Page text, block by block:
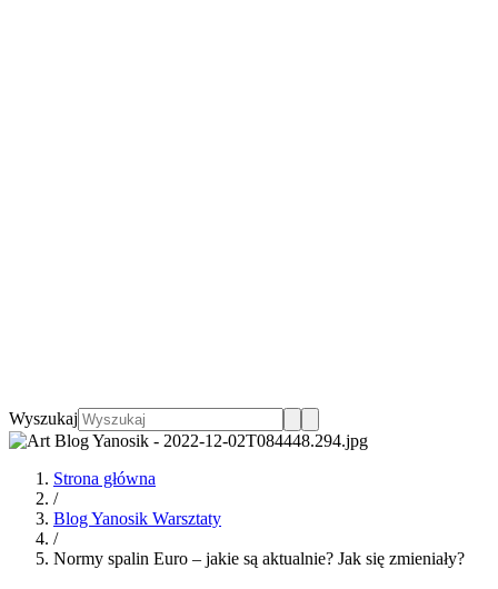
Wyszukaj
Strona główna
/
Blog Yanosik Warsztaty
/
Normy spalin Euro – jakie są aktualnie? Jak się zmieniały?